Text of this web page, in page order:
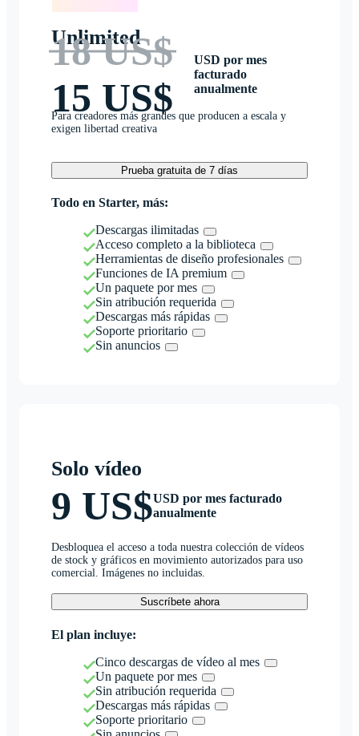
Unlimited
18 US$
15 US$
USD por mes
facturado
anualmente
Para creadores más grandes que producen a escala y
exigen libertad creativa
Prueba gratuita de 7 días
Todo en Starter, más:
Descargas ilimitadas
Acceso completo a la biblioteca
Herramientas de diseño profesionales
Funciones de IA premium
Un paquete por mes
Sin atribución requerida
Descargas más rápidas
Soporte prioritario
Sin anuncios
Solo vídeo
9 US$USD por mes facturado
anualmente
Desbloquea el acceso a toda nuestra colección de vídeos
de stock y gráficos en movimiento autorizados para uso
comercial. Imágenes no incluidas.
Suscríbete ahora
El plan incluye:
Cinco descargas de vídeo al mes
Un paquete por mes
Sin atribución requerida
Descargas más rápidas
Soporte prioritario